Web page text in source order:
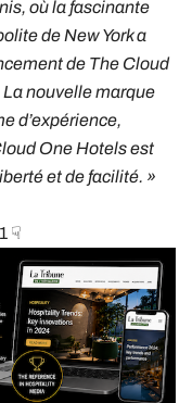
où la fascinante
de New York a
de The Cloud
nouvelle marque
d’expérience,
One Hotels est
et de facilité. »
☟